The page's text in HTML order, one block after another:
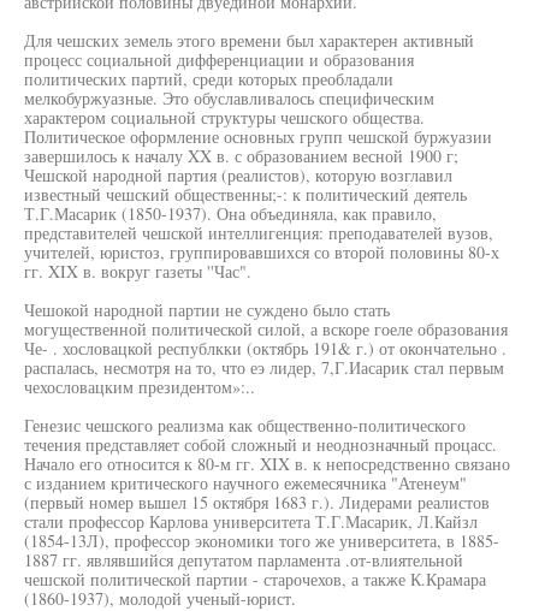
Для чешских земель этого времени был характерен активный
процесс социальной дифференциации и образования
политических партий, среди которых преобладали
мелкобуржуазные. Это обуславливалось специфическим
характером социальной структуры чешского общества.
Политическое оформление основных групп чешской буржуазии
завершилось к началу XX в. с образованием весной 1900 г;
Чешской народной партия (реалистов), которую возглавил
известный чешский общественны;-: к политический деятель
Т.Г.Масарик (1850-1937). Она объединяла, как правило,
представителей чешской интеллигенция: преподавателей вузов,
учителей, юристоз, группировавшихся со второй половины 80-х
гг. XIX в. вокруг газеты ''Час".
Чешокой народной партии не суждено было стать
могущественной политической силой, а вскоре гоеле образования
Че- . хословацкой республкки (октябрь 191& г.) от окончательно .
распалась, несмотря на то, что еэ лидер, 7,Г.Иасарик стал первым
чехословацким президентом»:..
Генезис чешского реализма как общественно-политического
течения представляет собой сложный и неоднозначный процасс.
Начало его относится к 80-м гг. XIX в. к непосредственно связано
с изданием критического научного ежемесячника "Атенеум"
(первый номер вышел 15 октября 1683 г.). Лидерами реалистов
стали профессор Карлова университета Т.Г.Масарик, Л.Кайзл
(1854-13Л), профессор экономики того же университета, в 1885-
1887 гг. являвшийся депутатом парламента .от-влиятельной
чешской политической партии - старочехов, а также К.Крамара
(1860-1937), молодой ученый-юрист.